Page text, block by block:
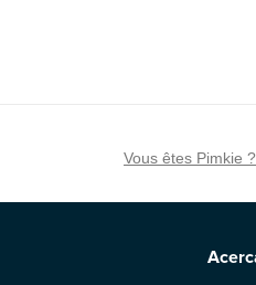
Vous êtes Pimkie